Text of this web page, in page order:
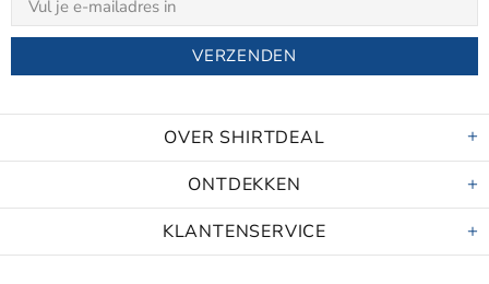
OVER SHIRTDEAL
ONTDEKKEN
KLANTENSERVICE